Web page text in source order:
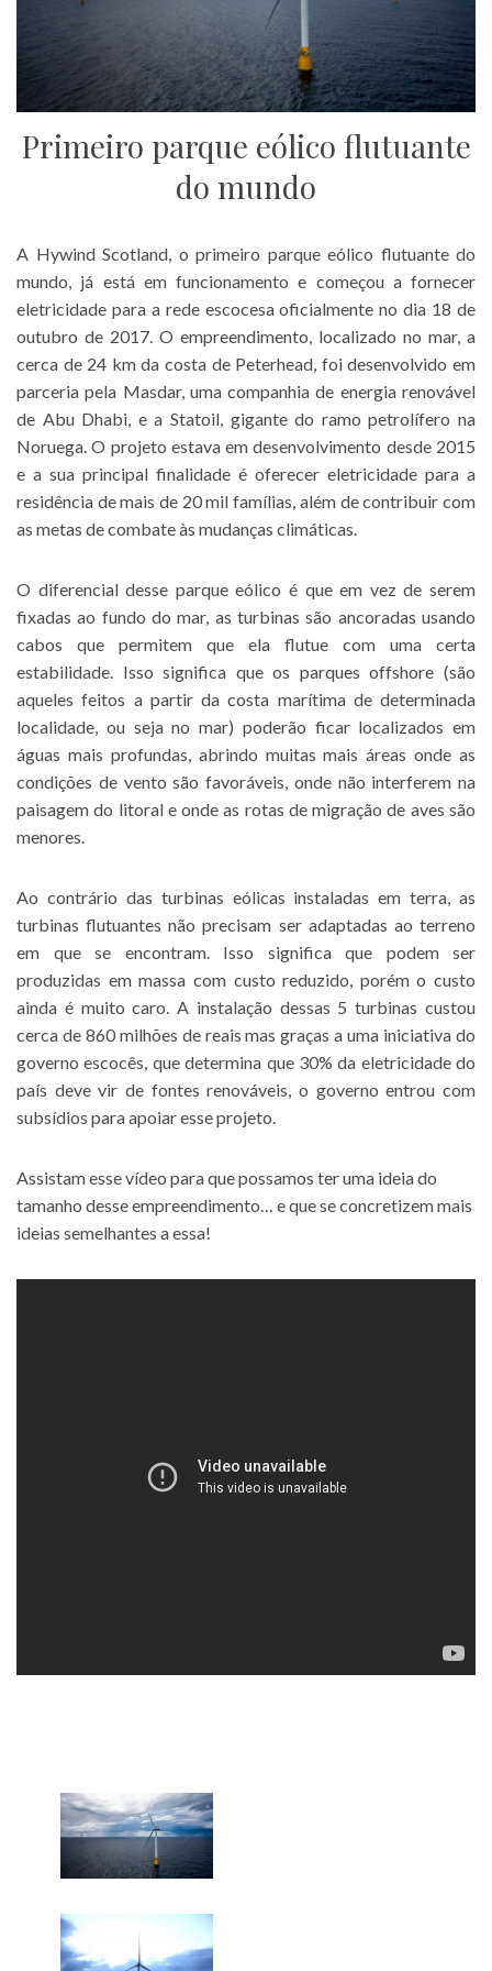
Primeiro parque eólico flutuante
do mundo
A Hywind Scotland, o primeiro parque eólico flutuante do
mundo, já está em funcionamento e começou a fornecer
eletricidade para a rede escocesa oficialmente no dia 18 de
outubro de 2017. O empreendimento, localizado no mar, a
cerca de 24 km da costa de Peterhead, foi desenvolvido em
parceria pela Masdar, uma companhia de energia renovável
de Abu Dhabi, e a Statoil, gigante do ramo petrolífero na
Noruega. O projeto estava em desenvolvimento desde 2015
e a sua principal finalidade é oferecer eletricidade para a
residência de mais de 20 mil famílias, além de contribuir com
as metas de combate às mudanças climáticas.
O diferencial desse parque eólico é que em vez de serem
fixadas ao fundo do mar, as turbinas são ancoradas usando
cabos que permitem que ela flutue com uma certa
estabilidade. Isso significa que os parques offshore (são
aqueles feitos a partir da costa marítima de determinada
localidade, ou seja no mar) poderão ficar localizados em
águas mais profundas, abrindo muitas mais áreas onde as
condições de vento são favoráveis, onde não interferem na
paisagem do litoral e onde as rotas de migração de aves são
menores.
Ao contrário das turbinas eólicas instaladas em terra, as
turbinas flutuantes não precisam ser adaptadas ao terreno
em que se encontram. Isso significa que podem ser
produzidas em massa com custo reduzido, porém o custo
ainda é muito caro. A instalação dessas 5 turbinas custou
cerca de 860 milhões de reais mas graças a uma iniciativa do
governo escocês, que determina que 30% da eletricidade do
país deve vir de fontes renováveis, o governo entrou com
subsídios para apoiar esse projeto.
Assistam esse vídeo para que possamos ter uma ideia do
tamanho desse empreendimento… e que se concretizem mais
ideias semelhantes a essa!